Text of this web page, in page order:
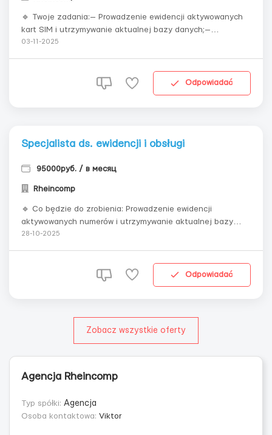
🔹 Twoje zadania:— Prowadzenie ewidencji aktywowanych
kart SIM i utrzymywanie aktualnej bazy danych;—
Kontrolowanie sald i terminów ważności numerów, ich
operacyjnym. 🔹 Oczekujemy:...
03-11-2025
Odpowiadać
Specjalista ds. ewidencji i obsługi
95000руб. / в месяц
Rheincomp
🔹 Co będzie do zrobienia: Prowadzenie ewidencji
aktywowanych numerów i utrzymywanie aktualnej bazy
danych; Monitorowanie sald i dat ważności kart SIM,
potrzebnych danych. 🔹 Co jest dla n...
28-10-2025
Odpowiadać
Zobacz wszystkie oferty
Agencja Rheincomp
Typ spółki: Agencja
Osoba kontaktowa: Viktor